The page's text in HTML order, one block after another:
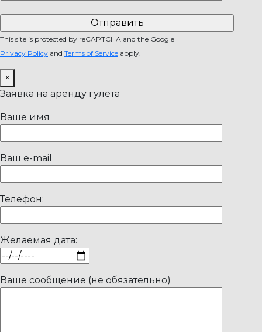
This site is protected by reCAPTCHA and the Google
Privacy Policy and Terms of Service apply.
×
Заявка на аренду гулета
Ваше имя
Ваш e-mail
Телефон:
Желаемая дата:
Ваше сообщение (не обязательно)